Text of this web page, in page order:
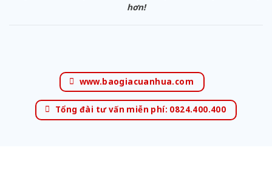
hơn!
www.baogiacuanhua.com
Tổng đài tư vấn miễn phí: 0824.400.400